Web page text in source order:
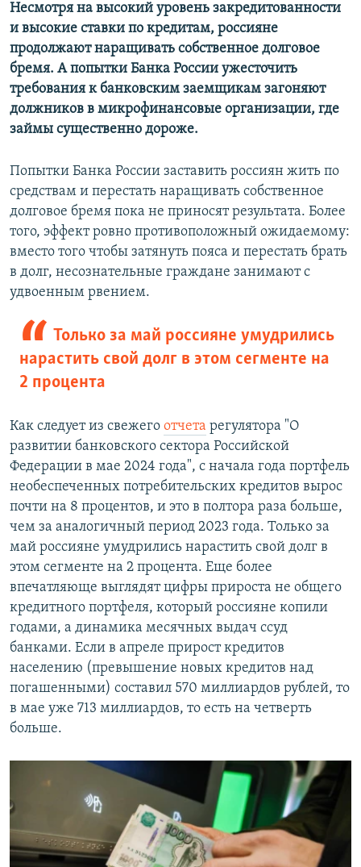
Несмотря на высокий уровень закредитованности
и высокие ставки по кредитам, россияне
продолжают наращивать собственное долговое
бремя. А попытки Банка России ужесточить
требования к банковским заемщикам загоняют
должников в микрофинансовые организации, где
займы существенно дороже.
Попытки Банка России заставить россиян жить по
средствам и перестать наращивать собственное
долговое бремя пока не приносят результата. Более
того, эффект ровно противоположный ожидаемому:
вместо того чтобы затянуть пояса и перестать брать
в долг, несознательные граждане занимают с
удвоенным рвением.
Только за май россияне умудрились
нарастить свой долг в этом сегменте на
2 процента
Как следует из свежего отчета регулятора "О
развитии банковского сектора Российской
Федерации в мае 2024 года", с начала года портфель
необеспеченных потребительских кредитов вырос
почти на 8 процентов, и это в полтора раза больше,
чем за аналогичный период 2023 года. Только за
май россияне умудрились нарастить свой долг в
этом сегменте на 2 процента. Еще более
впечатляюще выглядят цифры прироста не общего
кредитного портфеля, который россияне копили
годами, а динамика месячных выдач ссуд
банками. Если в апреле прирост кредитов
населению (превышение новых кредитов над
погашенными) составил 570 миллиардов рублей, то
в мае уже 713 миллиардов, то есть на четверть
больше.